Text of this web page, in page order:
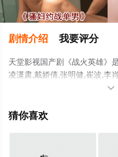
剧情介绍 我要评分
天堂影视国产剧《战火英雄》
凌潇肃,戴娇倩,张明健,崔波,李
演员精彩演绎的大陆电视剧，
豆瓣电视剧、电视猫或剧情网

猜你喜欢